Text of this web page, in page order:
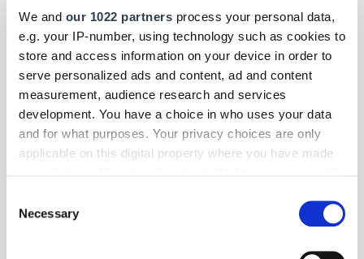
We and our 1022 partners process your personal data,
e.g. your IP-number, using technology such as cookies to
store and access information on your device in order to
serve personalized ads and content, ad and content
measurement, audience research and services
development. You have a choice in who uses your data
and for what purposes. Your privacy choices are only
applicable on this digital property where you have made
the Privacy trigger icon.
Selection
Necessary
tariflichen Mindestlöhne zu berechnen.